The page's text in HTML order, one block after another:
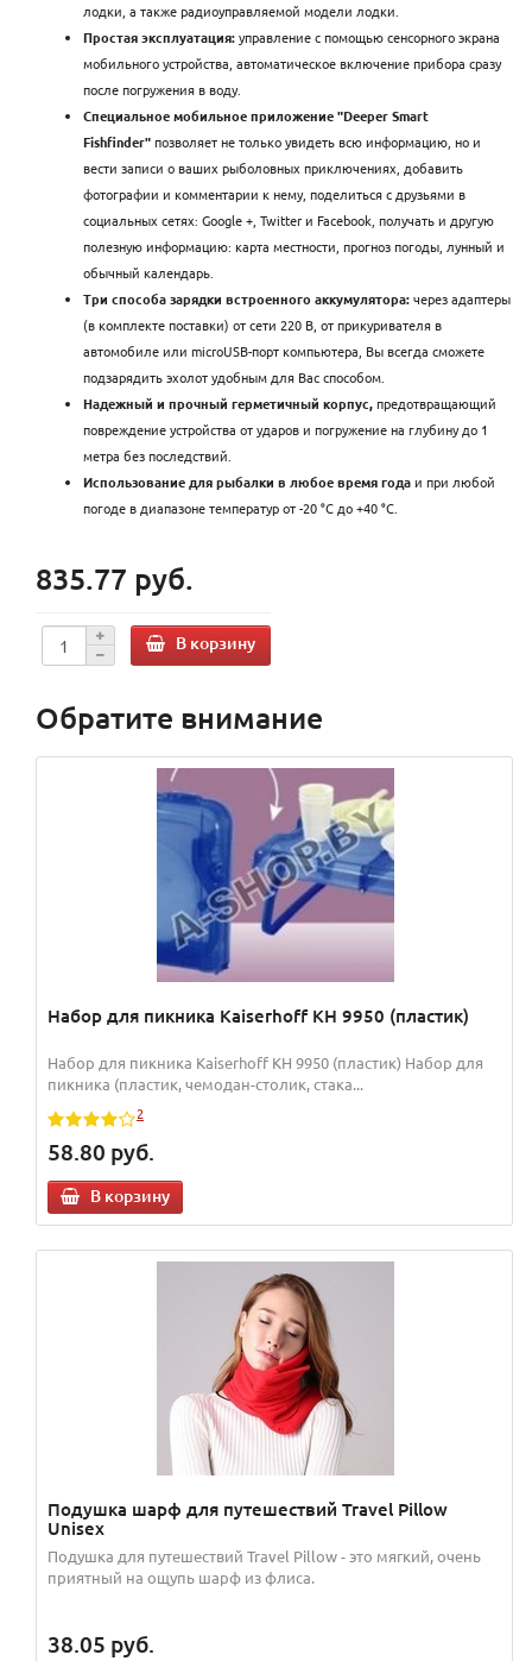
лодки, а также радиоуправляемой модели лодки.
Простая эксплуатация:управление с помощью сенсорного экрана
мобильного устройства, автоматическое включение прибора сразу
после погружения в воду.
Специальное мобильное приложение "Deeper Smart
Fishfinder"позволяет не только увидеть всю информацию, но и
вести записи о ваших рыболовных приключениях, добавить
фотографии и комментарии к нему, поделиться с друзьями в
социальных сетях: Google +, Twitter и Facebook, получать и другую
полезную информацию: карта местности, прогноз погоды, лунный и
обычный календарь.
Три способа зарядки встроенного аккумулятора:через адаптеры
(в комплекте поставки) от сети 220 В, от прикуривателя в
автомобиле или microUSB-порт компьютера, Вы всегда сможете
подзарядить эхолот удобным для Вас способом.
Надежный и прочный герметичный корпус,предотвращающий
повреждение устройства от ударов и погружение на глубину до 1
метра без последствий.
Использование для рыбалки в любое время годаи при любой
погоде в диапазоне температур от -20 °C до +40 °C.
835.77 руб.
В корзину
Обратите внимание
Набор для пикника Kaiserhoff KH 9950 (пластик)
Набор для пикника Kaiserhoff KH 9950 (пластик) Набор для
пикника (пластик, чемодан-столик, стака...
2
58.80 руб.
В корзину
Подушка шарф для путешествий Travel Pillow
Unisex
Подушка для путешествий Travel Pillow - это мягкий, очень
приятный на ощупь шарф из флиса.
38.05 руб.